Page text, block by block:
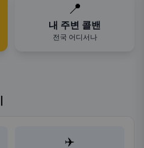
📍
내 주변 콜밴
전국 어디서나
✈️